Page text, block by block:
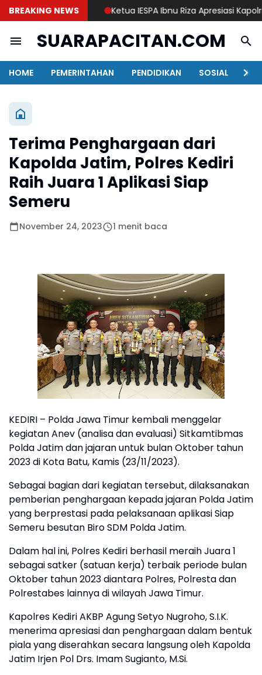
BREAKING NEWS Ketua IESPA Ibnu Riza Apresiasi Kapolri
SUARAPACITAN.COM
HOME PEMERINTAHAN PENDIDIKAN SOSIAL
Terima Penghargaan dari
Kapolda Jatim, Polres Kediri
Raih Juara 1 Aplikasi Siap
Semeru
November 24, 2023 1 menit baca
KEDIRI – Polda Jawa Timur kembali menggelar
kegiatan Anev (analisa dan evaluasi) Sitkamtibmas
Polda Jatim dan jajaran untuk bulan Oktober tahun
2023 di Kota Batu, Kamis (23/11/2023).
Sebagai bagian dari kegiatan tersebut, dilaksanakan
pemberian penghargaan kepada jajaran Polda Jatim
yang berprestasi pada pelaksanaan aplikasi Siap
Semeru besutan Biro SDM Polda Jatim.
Dalam hal ini, Polres Kediri berhasil meraih Juara 1
sebagai satker (satuan kerja) terbaik periode bulan
Oktober tahun 2023 diantara Polres, Polresta dan
Polrestabes lainnya di wilayah Jawa Timur.
Kapolres Kediri AKBP Agung Setyo Nugroho, S.I.K.
menerima apresiasi dan penghargaan dalam bentuk
piala yang diserahkan secara langsung oleh Kapolda
Jatim Irjen Pol Drs. Imam Sugianto, M.Si.